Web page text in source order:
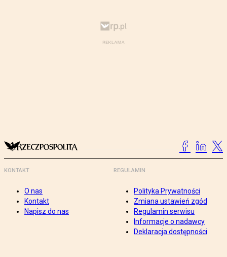
KONTAKT
O nas
Kontakt
Napisz do nas
REGULAMIN
Polityka Prywatności
Zmiana ustawień zgód
Regulamin serwisu
Informacje o nadawcy
Deklaracja dostępności